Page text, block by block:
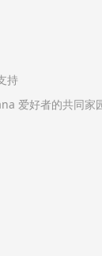
持
爱好者的共同家